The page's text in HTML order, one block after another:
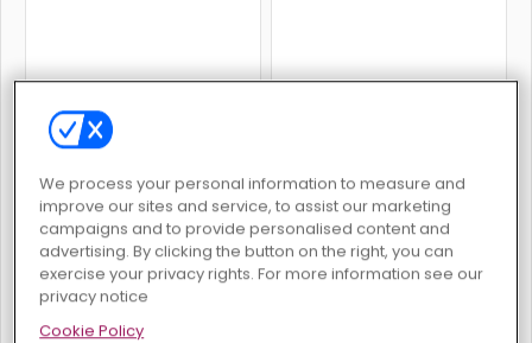
Burger Şefi: Aşçılık Hikayesi
ASMR Güzellik Slaonu
We process your personal information to measure and
improve our sites and service, to assist our marketing
campaigns and to provide personalised content and
advertising. By clicking the button on the right, you can
exercise your privacy rights. For more information see our
privacy notice
Cookie Policy